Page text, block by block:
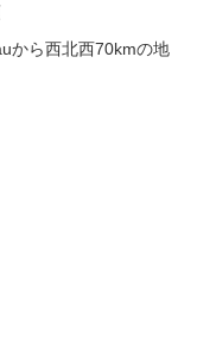
から西北西70kmの地